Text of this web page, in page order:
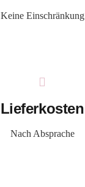
Keine Einschränkung
Lieferkosten
Nach Absprache